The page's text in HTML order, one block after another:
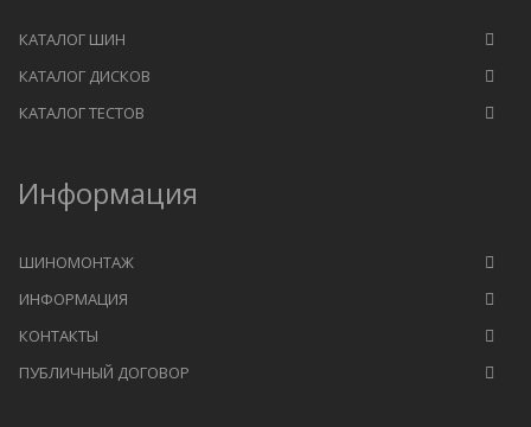
КАТАЛОГ ШИН
КАТАЛОГ ДИСКОВ
КАТАЛОГ ТЕСТОВ
Информация
ШИНОМОНТАЖ
ИНФОРМАЦИЯ
КОНТАКТЫ
ПУБЛИЧНЫЙ ДОГОВОР